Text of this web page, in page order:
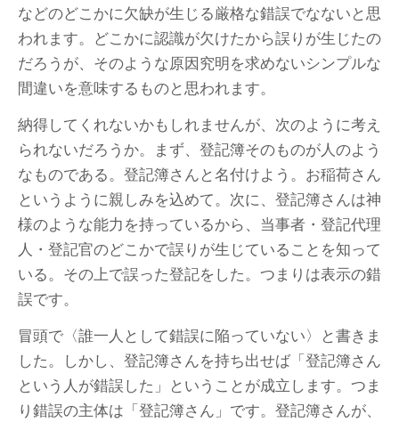
などのどこかに欠缺が生じる厳格な錯誤でなないと思
われます。どこかに認識が欠けたから誤りが生じたの
だろうが、そのような原因究明を求めないシンプルな
間違いを意味するものと思われます。
納得してくれないかもしれませんが、次のように考え
られないだろうか。まず、登記簿そのものが人のよう
なものである。登記簿さんと名付けよう。お稲荷さん
というように親しみを込めて。次に、登記簿さんは神
様のような能力を持っているから、当事者・登記代理
人・登記官のどこかで誤りが生じていることを知って
いる。その上で誤った登記をした。つまりは表示の錯
誤です。
冒頭で〈誰一人として錯誤に陥っていない〉と書きま
した。しかし、登記簿さんを持ち出せば「登記簿さん
という人が錯誤した」ということが成立します。つま
り錯誤の主体は「登記簿さん」です。登記簿さんが、